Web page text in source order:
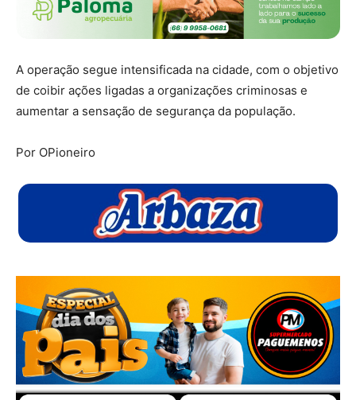
A operação segue intensificada na cidade, com o objetivo
de coibir ações ligadas a organizações criminosas e
aumentar a sensação de segurança da população.
Por OPioneiro